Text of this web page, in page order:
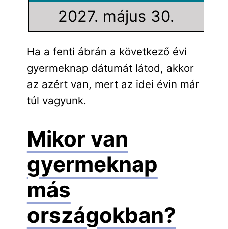
2027. május 30.
Ha a fenti ábrán a következő évi
gyermeknap dátumát látod, akkor
az azért van, mert az idei évin már
túl vagyunk.
Mikor van
gyermeknap
más
országokban?